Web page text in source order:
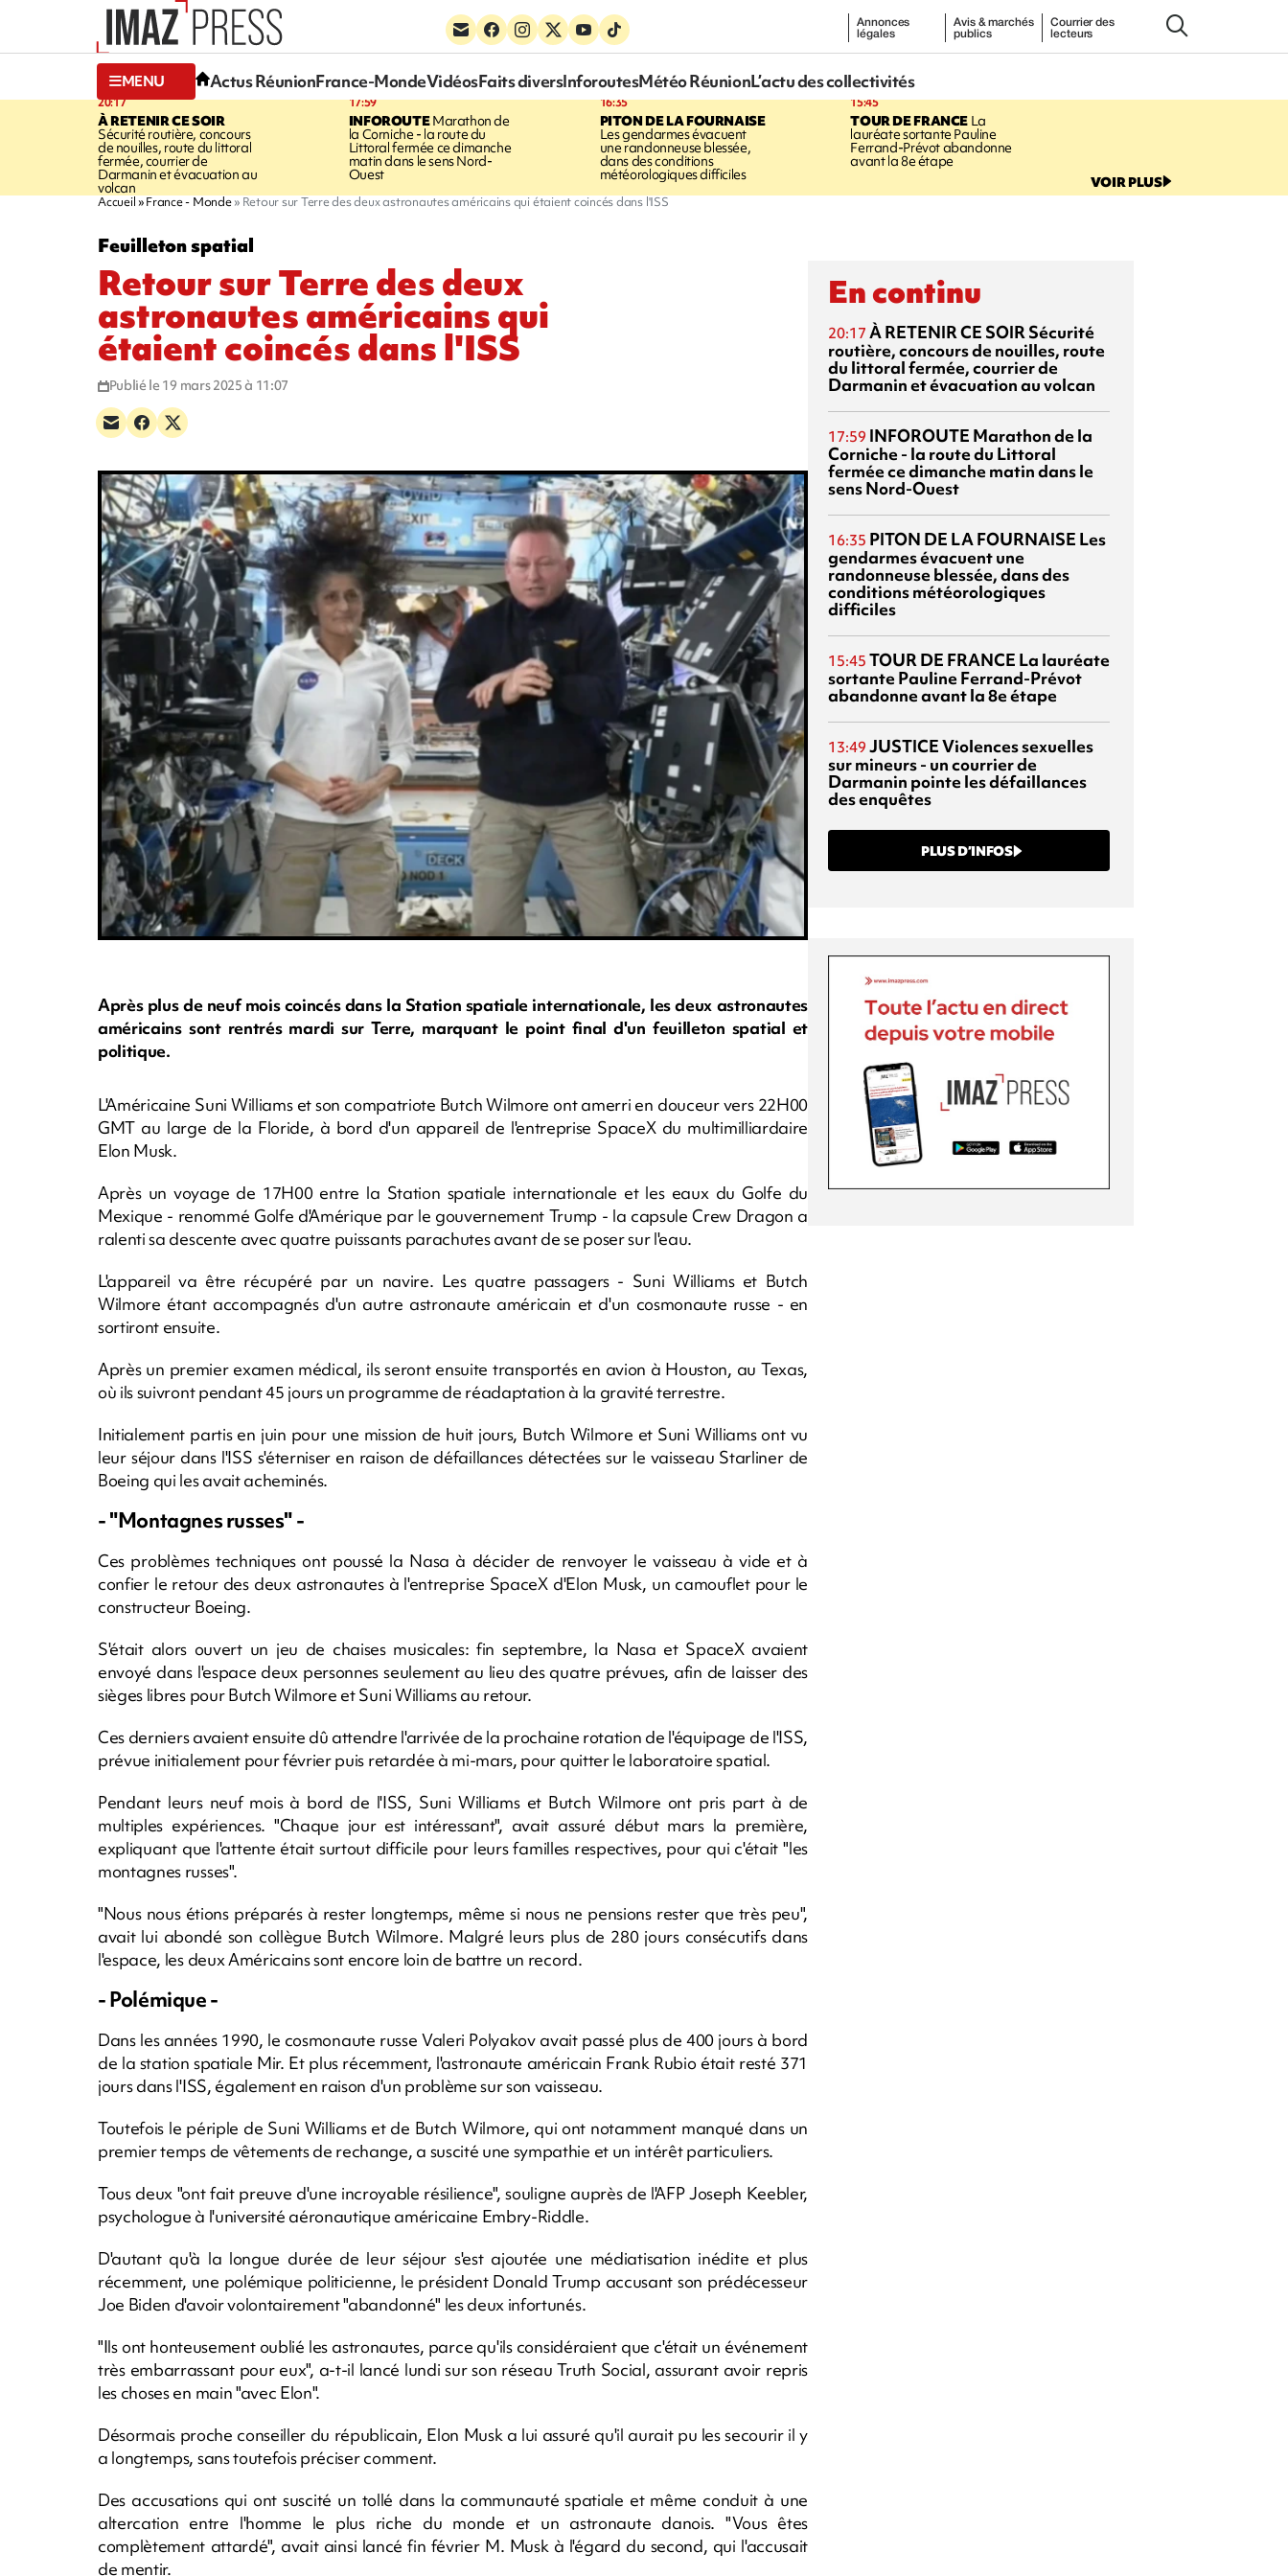
Annonces
légales
Avis & marchés
publics
Courrier des
lecteurs
MENU Actus RéunionFrance-MondeVidéosFaits diversInforoutesMétéo RéunionL’actu des collectivités
20:17
À RETENIR CE SOIR
Sécurité routière, concours
de nouilles, route du littoral
fermée, courrier de
Darmanin et évacuation au
volcan
17:59
INFOROUTEMarathon de
la Corniche - la route du
Littoral fermée ce dimanche
matin dans le sens Nord-
Ouest
16:35
PITON DE LA FOURNAISE
Les gendarmes évacuent
une randonneuse blessée,
dans des conditions
météorologiques difficiles
15:45
TOUR DE FRANCELa
lauréate sortante Pauline
Ferrand-Prévot abandonne
avant la 8e étape
VOIR PLUS
Accueil France - Monde Retour sur Terre des deux astronautes américains qui étaient coincés dans l'ISS
Feuilleton spatial
Retour sur Terre des deux
astronautes américains qui
étaient coincés dans l'ISS
Publié le 19 mars 2025 à 11:07
Après plus de neuf mois coincés dans la Station spatiale internationale, les deux astronautes
américains sont rentrés mardi sur Terre, marquant le point final d'un feuilleton spatial et
politique.
L'Américaine Suni Williams et son compatriote Butch Wilmore ont amerri en douceur vers 22H00
GMT au large de la Floride, à bord d'un appareil de l'entreprise SpaceX du multimilliardaire
Elon Musk.
Après un voyage de 17H00 entre la Station spatiale internationale et les eaux du Golfe du
Mexique - renommé Golfe d'Amérique par le gouvernement Trump - la capsule Crew Dragon a
ralenti sa descente avec quatre puissants parachutes avant de se poser sur l'eau.
L'appareil va être récupéré par un navire. Les quatre passagers - Suni Williams et Butch
Wilmore étant accompagnés d'un autre astronaute américain et d'un cosmonaute russe - en
sortiront ensuite.
Après un premier examen médical, ils seront ensuite transportés en avion à Houston, au Texas,
où ils suivront pendant 45 jours un programme de réadaptation à la gravité terrestre.
Initialement partis en juin pour une mission de huit jours, Butch Wilmore et Suni Williams ont vu
leur séjour dans l'ISS s'éterniser en raison de défaillances détectées sur le vaisseau Starliner de
Boeing qui les avait acheminés.
- "Montagnes russes" -
Ces problèmes techniques ont poussé la Nasa à décider de renvoyer le vaisseau à vide et à
confier le retour des deux astronautes à l'entreprise SpaceX d'Elon Musk, un camouflet pour le
constructeur Boeing.
S'était alors ouvert un jeu de chaises musicales: fin septembre, la Nasa et SpaceX avaient
envoyé dans l'espace deux personnes seulement au lieu des quatre prévues, afin de laisser des
sièges libres pour Butch Wilmore et Suni Williams au retour.
Ces derniers avaient ensuite dû attendre l'arrivée de la prochaine rotation de l'équipage de l'ISS,
prévue initialement pour février puis retardée à mi-mars, pour quitter le laboratoire spatial.
Pendant leurs neuf mois à bord de l'ISS, Suni Williams et Butch Wilmore ont pris part à de
multiples expériences. "Chaque jour est intéressant", avait assuré début mars la première,
expliquant que l'attente était surtout difficile pour leurs familles respectives, pour qui c'était "les
montagnes russes".
"Nous nous étions préparés à rester longtemps, même si nous ne pensions rester que très peu",
avait lui abondé son collègue Butch Wilmore. Malgré leurs plus de 280 jours consécutifs dans
l'espace, les deux Américains sont encore loin de battre un record.
- Polémique -
Dans les années 1990, le cosmonaute russe Valeri Polyakov avait passé plus de 400 jours à bord
de la station spatiale Mir. Et plus récemment, l'astronaute américain Frank Rubio était resté 371
jours dans l'ISS, également en raison d'un problème sur son vaisseau.
Toutefois le périple de Suni Williams et de Butch Wilmore, qui ont notamment manqué dans un
premier temps de vêtements de rechange, a suscité une sympathie et un intérêt particuliers.
Tous deux "ont fait preuve d'une incroyable résilience", souligne auprès de l'AFP Joseph Keebler,
psychologue à l'université aéronautique américaine Embry-Riddle.
D'autant qu'à la longue durée de leur séjour s'est ajoutée une médiatisation inédite et plus
récemment, une polémique politicienne, le président Donald Trump accusant son prédécesseur
Joe Biden d'avoir volontairement "abandonné" les deux infortunés.
"Ils ont honteusement oublié les astronautes, parce qu'ils considéraient que c'était un événement
très embarrassant pour eux", a-t-il lancé lundi sur son réseau Truth Social, assurant avoir repris
les choses en main "avec Elon".
Désormais proche conseiller du républicain, Elon Musk a lui assuré qu'il aurait pu les secourir il y
a longtemps, sans toutefois préciser comment.
Des accusations qui ont suscité un tollé dans la communauté spatiale et même conduit à une
altercation entre l'homme le plus riche du monde et un astronaute danois. "Vous êtes
complètement attardé", avait ainsi lancé fin février M. Musk à l'égard du second, qui l'accusait
de mentir.
En continu
20:17 À RETENIR CE SOIR Sécurité
routière, concours de nouilles, route
du littoral fermée, courrier de
Darmanin et évacuation au volcan
17:59 INFOROUTE Marathon de la
Corniche - la route du Littoral
fermée ce dimanche matin dans le
sens Nord-Ouest
16:35 PITON DE LA FOURNAISE Les
gendarmes évacuent une
randonneuse blessée, dans des
conditions météorologiques
difficiles
15:45 TOUR DE FRANCE La lauréate
sortante Pauline Ferrand-Prévot
abandonne avant la 8e étape
13:49 JUSTICEViolences sexuelles
sur mineurs - un courrier de
Darmanin pointe les défaillances
des enquêtes
PLUS D’INFOS